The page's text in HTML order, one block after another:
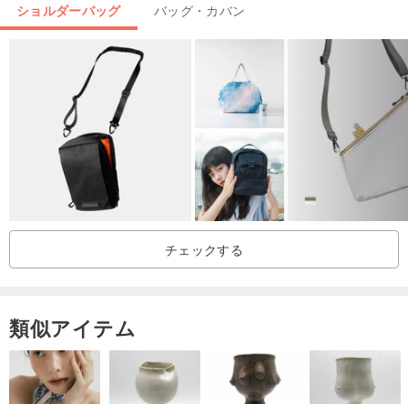
ヴィンテージ中古ヴィンテージアンティークグッズ購入注意事項
・ヴィンテージ商品は新品ではありませんので、クリーニング済み
ただし、商品の状態や新旧の程度が異なり、新商品との比較はでき
色の違い、汚れ、
ダメージ、レザーエンボス、モディフィケーションマーク等、
購入する前に上記の条件を受け入れることをお勧めします、
または、Guyang実店舗に変更して購入してください。
・商品の数量は1つのみで、販売後に追加することはできません。
・コンピュータと携帯電話の画面の演色設定が異なるため、
表示されている商品の色は実際のものと多少異なる場合があります
ので、ご容赦ください。
ショルダーバッグ バッグ・カバン
チェックする
類似アイテム